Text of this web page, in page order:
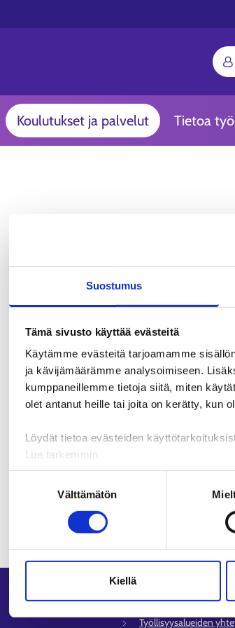
Suostumus
Tämä sivusto käyttää evästeitä
Käytämme evästeitä tarjoamamme
ja kävijämäärämme analysoimiseen.
kumppaneillemme tietoja siitä, miten
olet antanut heille tai joita on kerätty, kun
Löydät tietoa evästeiden
Lue tarkemmin
Evästeet
Tietosuoja ja henkilötietojen käsittely
Välttämätön
Kiellä
Koulutukset ja palvelut Tietoa
Asiakaspalvelu
Työllisyysalueiden